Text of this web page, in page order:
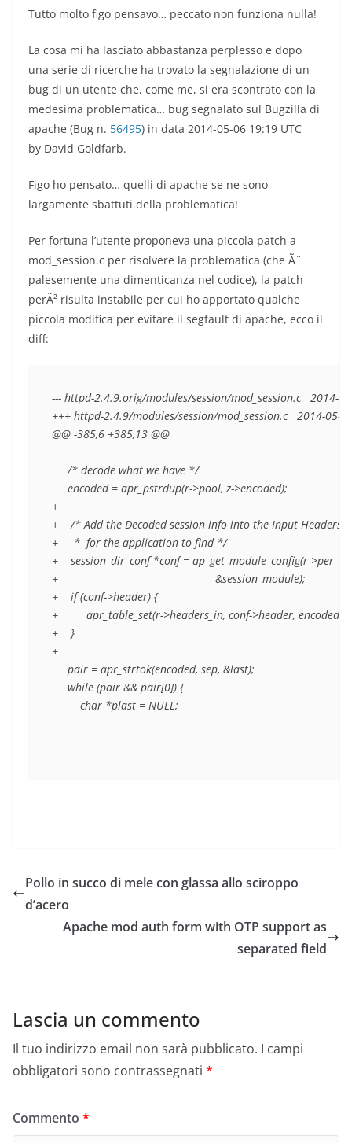
Tutto molto figo pensavo… peccato non funziona nulla!
La cosa mi ha lasciato abbastanza perplesso e dopo
una serie di ricerche ha trovato la segnalazione di un
bug di un utente che, come me, si era scontrato con la
medesima problematica… bug segnalato sul Bugzilla di
apache (Bug n. 56495) in data 2014-05-06 19:19 UTC
by David Goldfarb.
Figo ho pensato… quelli di apache se ne sono
largamente sbattuti della problematica!
Per fortuna l’utente proponeva una piccola patch a
mod_session.c per risolvere la problematica (che Ã¨
palesemente una dimenticanza nel codice), la patch
perÃ² risulta instabile per cui ho apportato qualche
piccola modifica per evitare il segfault di apache, ecco il
diff:
--- httpd-2.4.9.orig/modules/session/mod_session.c   2014-
+++ httpd-2.4.9/modules/session/mod_session.c   2014-05-
@@ -385,6 +385,13 @@
     /* decode what we have */
     encoded = apr_pstrdup(r->pool, z->encoded);
+
+    /* Add the Decoded session info into the Input Headers
+     *  for the application to find */
+    session_dir_conf *conf = ap_get_module_config(r-
+                                                  &session_module);
+    if (conf->header) {
+         apr_table_set(r->headers_in, conf->header, encoded);
+    }
+
     pair = apr_strtok(encoded, sep, &last);
     while (pair && pair[0]) {
         char *plast = NULL;
Pollo in succo di mele con glassa allo sciroppo
d’acero
Apache mod auth form with OTP support as
separated field
Lascia un commento
Il tuo indirizzo email non sarà pubblicato. I campi
obbligatori sono contrassegnati *
Commento *